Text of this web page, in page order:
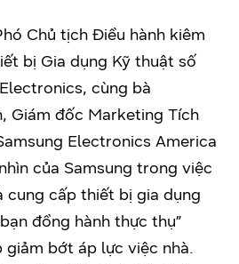
Chủ tịch Điều hành kiêm
bị Gia dụng Kỹ thuật số
cùng bà
Giám đốc Marketing Tích
Electronics America
của Samsung trong việc
cung cấp thiết bị gia dụng
đồng hành thực thụ”
bớt áp lực việc nhà.